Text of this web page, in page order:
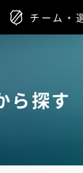
チーム・
ら探す